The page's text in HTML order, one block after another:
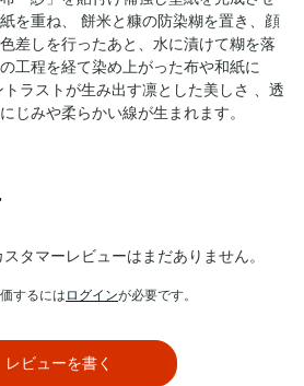
を重ね、 餅米と糠の防染糊を置き、顔
差しを行ったあと、水に漬けて糊を落
工程を経て染め上がった布や和紙に
ラストが生み出す凛とした美しさ 、透
じみや柔らかい線が生まれます。
タマーレビューはまだありません。
するには ログインが必要です。
レビューを書く